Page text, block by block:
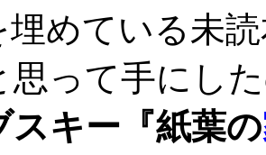
めている未
思って手にし
スキー『紙葉の